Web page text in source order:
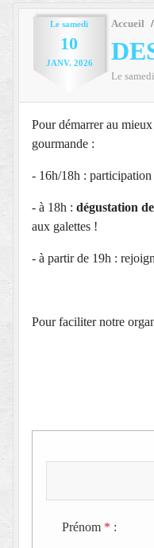
Le samedi
10
JANV. 2026
Accueil
Le samedi
Pour démarrer au
gourmande :
- 16h/18h :
- à 18h : dégustation
aux galettes !
- à partir de 19h :
Pour faciliter notre
Prénom * :